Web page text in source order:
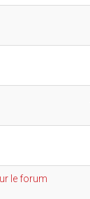
le forum